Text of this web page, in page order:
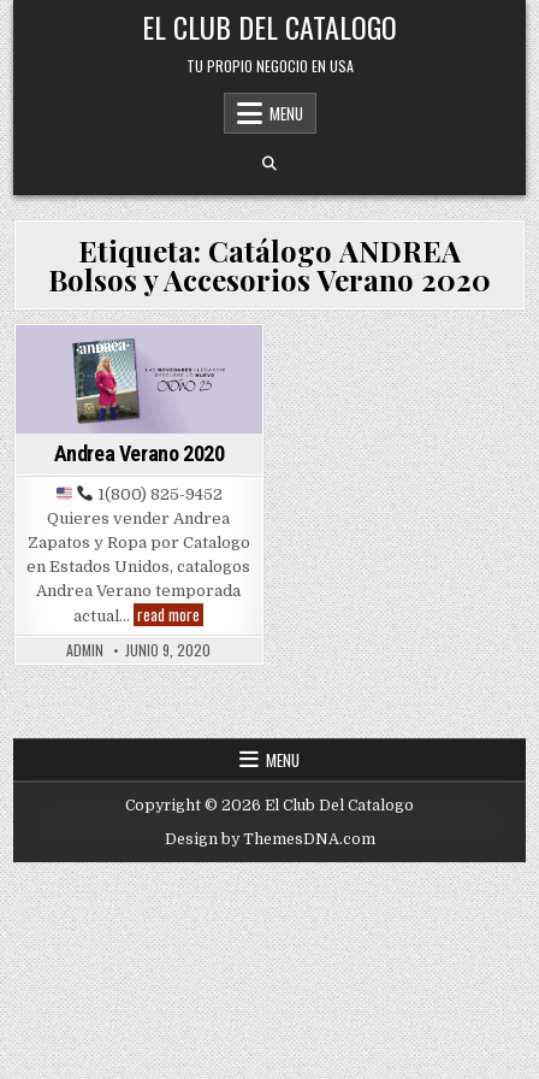
Skip
to
content
EL CLUB DEL CATALOGO
TU PROPIO NEGOCIO EN USA
MENU
Etiqueta: Catálogo ANDREA
Bolsos y Accesorios Verano 2020
Posted
Andrea Verano 2020
1(800) 825-9452
Quieres vender Andrea
Zapatos y Ropa por Catalogo
en Estados Unidos, catalogos
Andrea Verano temporada
actual… read more
Verano
2020
ADMIN JUNIO 9, 2020
MENU
Copyright © 2026 El Club Del Catalogo
Design by ThemesDNA.com